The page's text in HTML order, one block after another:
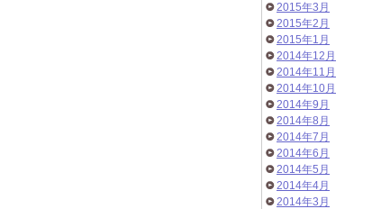
2015年3月
2015年2月
2015年1月
2014年12月
2014年11月
2014年10月
2014年9月
2014年8月
2014年7月
2014年6月
2014年5月
2014年4月
2014年3月